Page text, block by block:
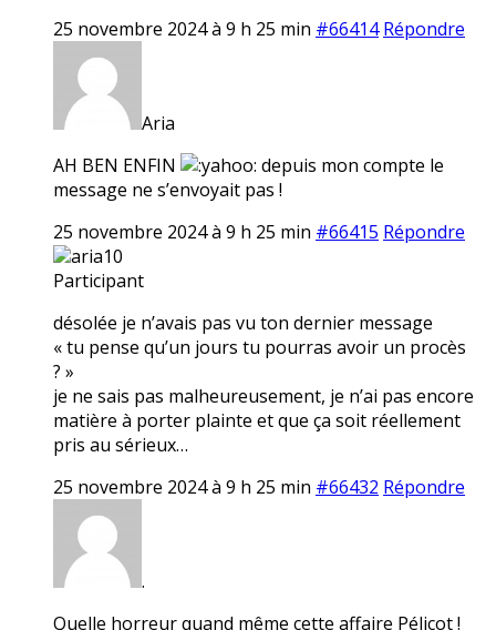
25 novembre 2024 à 9 h 25 min #66414 Répondre
Aria
AH BEN ENFIN
depuis mon compte le
message ne s’envoyait pas !
25 novembre 2024 à 9 h 25 min #66415 Répondre
aria10
Participant
désolée je n’avais pas vu ton dernier message
« tu pense qu’un jours tu pourras avoir un procès
? »
je ne sais pas malheureusement, je n’ai pas encore
matière à porter plainte et que ça soit réellement
pris au sérieux…
25 novembre 2024 à 9 h 25 min #66432 Répondre
.
Quelle horreur quand même cette affaire Pélicot !